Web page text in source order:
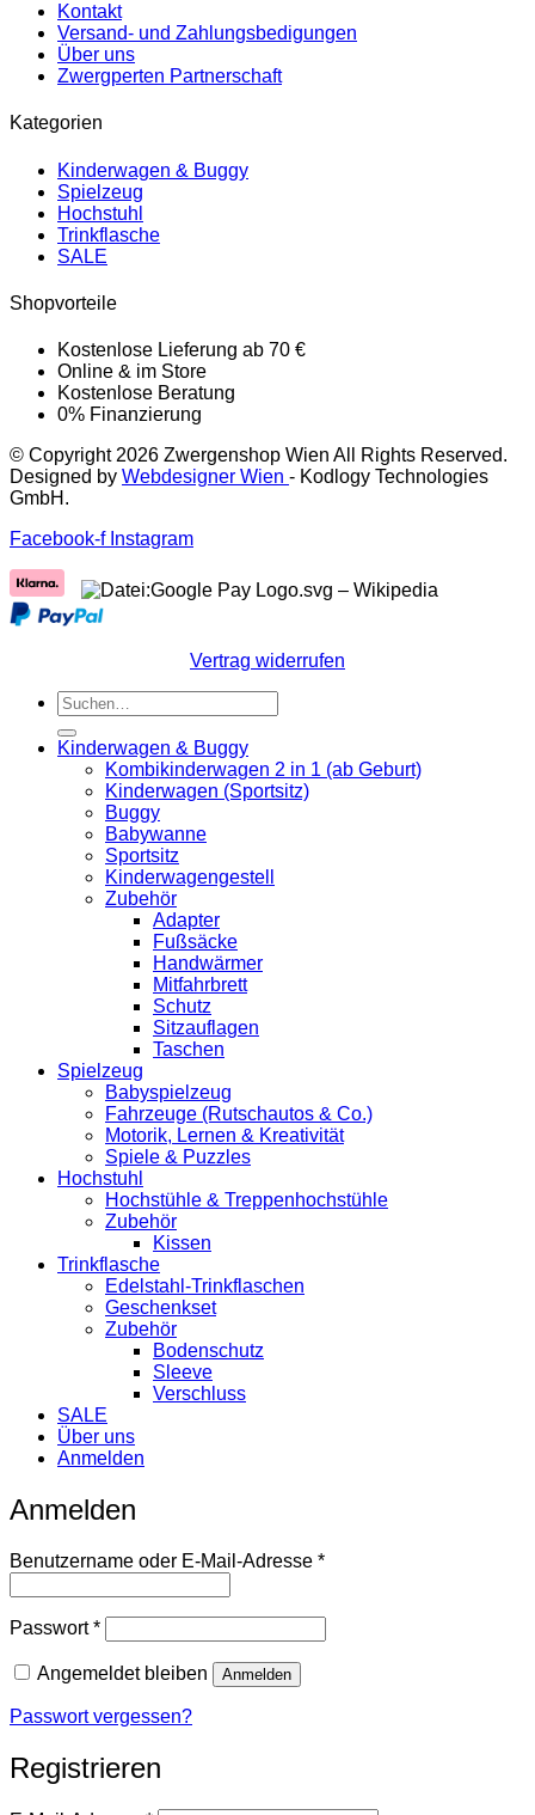
Kontakt
Versand- und Zahlungsbedigungen
Über uns
Zwergperten Partnerschaft
Kategorien
Kinderwagen & Buggy
Spielzeug
Hochstuhl
Trinkflasche
SALE
Shopvorteile
Kostenlose Lieferung ab 70 €
Online & im Store
Kostenlose Beratung
0% Finanzierung
© Copyright 2026 Zwergenshop Wien All Rights Reserved.
Designed by Webdesigner Wien - Kodlogy Technologies
GmbH.
Facebook-f Instagram
Vertrag widerrufen
Suchen
nach:
Kinderwagen & Buggy
Kombikinderwagen 2 in 1 (ab Geburt)
Kinderwagen (Sportsitz)
Buggy
Babywanne
Sportsitz
Kinderwagengestell
Zubehör
Adapter
Fußsäcke
Handwärmer
Mitfahrbrett
Schutz
Sitzauflagen
Taschen
Spielzeug
Babyspielzeug
Fahrzeuge (Rutschautos & Co.)
Motorik, Lernen & Kreativität
Spiele & Puzzles
Hochstuhl
Hochstühle & Treppenhochstühle
Zubehör
Kissen
Trinkflasche
Edelstahl-Trinkflaschen
Geschenkset
Zubehör
Bodenschutz
Sleeve
Verschluss
SALE
Über uns
Anmelden
Anmelden
Benutzername oder E-Mail-Adresse *Erforderlich
Passwort*Erforderlich
Angemeldet bleiben Anmelden
Passwort vergessen?
Registrieren